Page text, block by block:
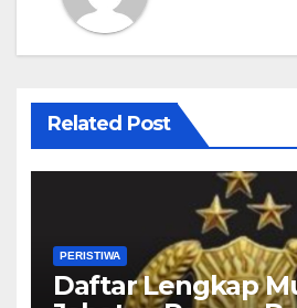
Related Post
PERISTIWA
Daftar Lengkap